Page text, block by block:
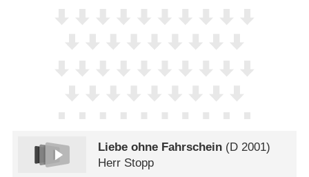
Liebe ohne Fahrschein (D 2001)
Herr Stopp